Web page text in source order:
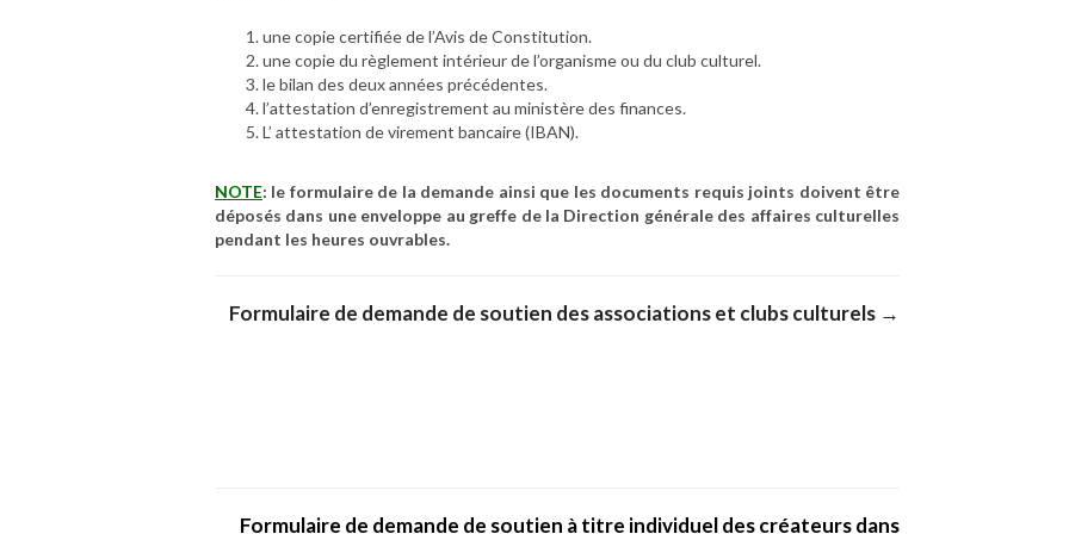
une copie certifiée de l’Avis de Constitution.
une copie du règlement intérieur de l’organisme ou du club culturel.
le bilan des deux années précédentes.
l’attestation d’enregistrement au ministère des finances.
L’ attestation de virement bancaire (IBAN).
NOTE: le formulaire de la demande ainsi que les documents requis joints doivent être
déposés dans une enveloppe au greffe de la Direction générale des affaires culturelles
pendant les heures ouvrables.
Formulaire de demande de soutien des associations et clubs culturels →
Formulaire de demande de soutien à titre individuel des créateurs dans